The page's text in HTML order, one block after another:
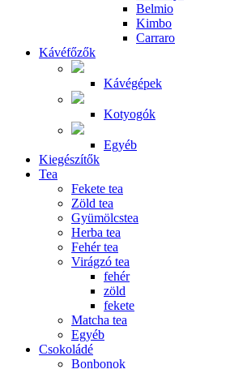
Belmio
Kimbo
Carraro
Kávéfőzők
Kávégépek
Kotyogók
Egyéb
Kiegészítők
Tea
Fekete tea
Zöld tea
Gyümölcstea
Herba tea
Fehér tea
Virágzó tea
fehér
zöld
fekete
Matcha tea
Egyéb
Csokoládé
Bonbonok